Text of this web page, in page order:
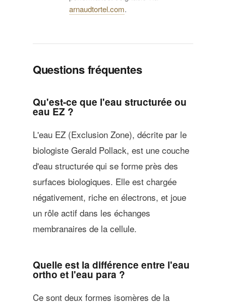
arnaudtortel.com.
Questions fréquentes
Qu'est-ce que l'eau structurée ou
eau EZ ?
L'eau EZ (Exclusion Zone), décrite par le
biologiste Gerald Pollack, est une couche
d'eau structurée qui se forme près des
surfaces biologiques. Elle est chargée
négativement, riche en électrons, et joue
un rôle actif dans les échanges
membranaires de la cellule.
Quelle est la différence entre l'eau
ortho et l'eau para ?
Ce sont deux formes isomères de la